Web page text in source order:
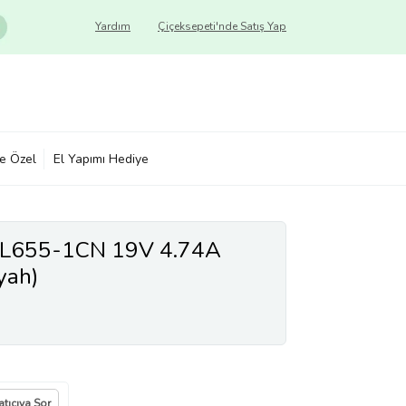
Çiçeksepeti'nde Satış Yap
Yardım
Özel El Yapımı Hediye
1CN 19V 4.74A